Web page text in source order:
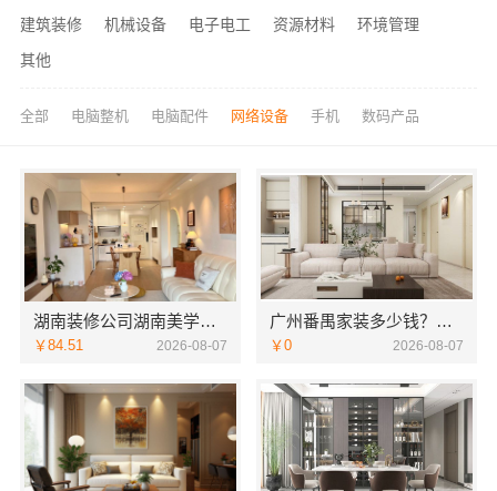
建筑装修
机械设备 电子电工 资源材料
环境管理
其他
全部 电脑整机 电脑配件 网络设备 手机 数码产品
湖南装修公司湖南美学筑家建材有限公司老房翻新
￥84.51 2026-08-07
广州番禺家装多少钱？新房选精匠饰家
￥0 2026-08-07